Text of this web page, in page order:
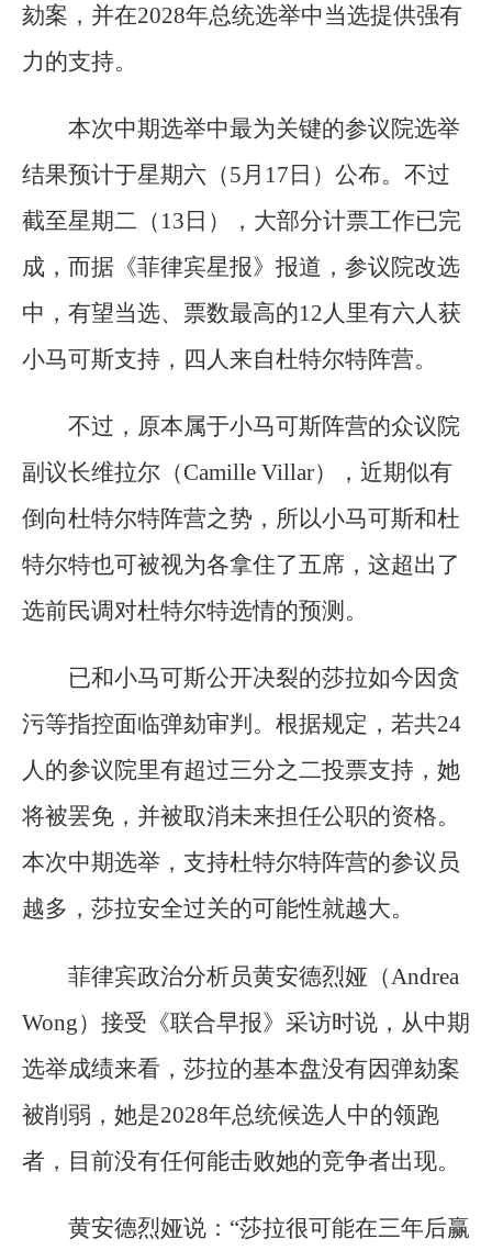
劾案，并在2028年总统选举中当选提供强有
力的支持。
本次中期选举中最为关键的参议院选举
结果预计于星期六（5月17日）公布。不过
截至星期二（13日），大部分计票工作已完
成，而据《菲律宾星报》报道，参议院改选
中，有望当选、票数最高的12人里有六人获
小马可斯支持，四人来自杜特尔特阵营。
不过，原本属于小马可斯阵营的众议院
副议长维拉尔（Camille Villar），近期似有
倒向杜特尔特阵营之势，所以小马可斯和杜
特尔特也可被视为各拿住了五席，这超出了
选前民调对杜特尔特选情的预测。
已和小马可斯公开决裂的莎拉如今因贪
污等指控面临弹劾审判。根据规定，若共24
人的参议院里有超过三分之二投票支持，她
将被罢免，并被取消未来担任公职的资格。
本次中期选举，支持杜特尔特阵营的参议员
越多，莎拉安全过关的可能性就越大。
菲律宾政治分析员黄安德烈娅（Andrea
Wong）接受《联合早报》采访时说，从中期
选举成绩来看，莎拉的基本盘没有因弹劾案
被削弱，她是2028年总统候选人中的领跑
者，目前没有任何能击败她的竞争者出现。
黄安德烈娅说：“莎拉很可能在三年后赢